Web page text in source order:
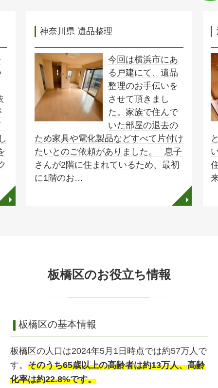
◥
神奈川県 遺品整理
今回は横浜市にあ
る戸建にて、遺品
整理のお手伝いを
させて頂きまし
た。家族で住んで
いた部屋の退去の
ため家具や電化製品などすべて片付け
たいとのご依頼がありました。 息子
さんが2階に住まれているため、最初
に1階のお…
◥
板橋区のお役立ち情報
板橋区の基本情報
板橋区の人口は2024年5月1日時点では約57万人で
す。 そのうち65歳以上の高齢者は約13万人、高齢
化率は約22.8%です。